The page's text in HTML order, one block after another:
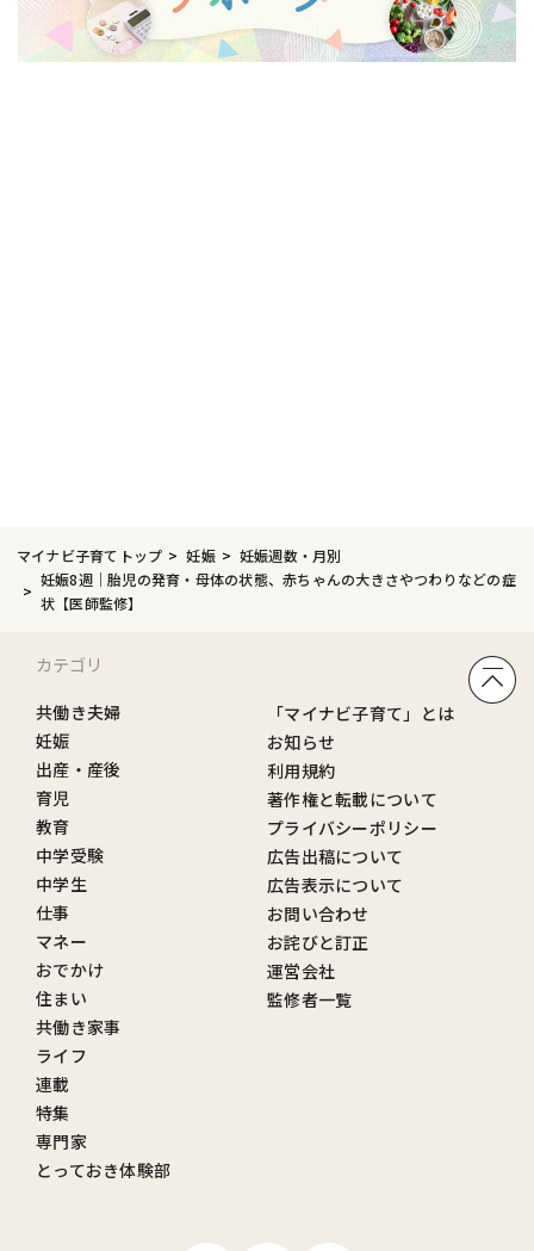
マイナビ子育てトップ 妊娠
妊娠週数・月別
妊娠8週｜胎児の発育・母体の状態、赤ちゃんの大きさやつわりなどの症
状【医師監修】
カテゴリ
共働き夫婦
妊娠
出産・産後
育児
教育
中学受験
中学生
仕事
マネー
おでかけ
住まい
共働き家事
ライフ
連載
特集
専門家
とっておき体験部
「マイナビ子育て」とは
お知らせ
利用規約
著作権と転載について
プライバシーポリシー
広告出稿について
広告表示について
お問い合わせ
お詫びと訂正
運営会社
監修者一覧